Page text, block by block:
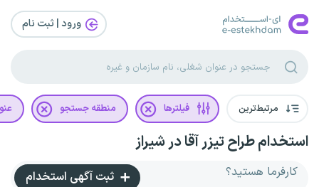
ورود | ثبت‌ نام
مرتبط‌ترین فیلترها منطقه جستجو
استخدام طراح تیزر آقا در شیراز
کارفرما هستید؟ ثبت آگهی استخدام